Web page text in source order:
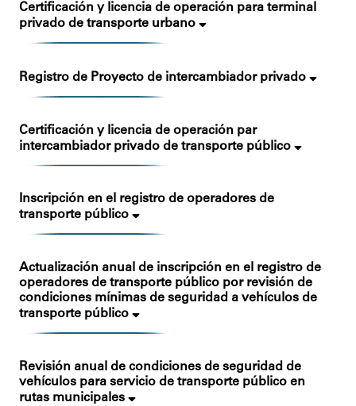
Certificación y licencia de operación para terminal
privado de transporte urbano
Registro de Proyecto de intercambiador privado
Certificación y licencia de operación par
intercambiador privado de transporte público
Inscripción en el registro de operadores de
transporte público
Actualización anual de inscripción en el registro de
operadores de transporte público por revisión de
condiciones mínimas de seguridad a vehículos de
transporte público
Revisión anual de condiciones de seguridad de
vehículos para servicio de transporte público en
rutas municipales